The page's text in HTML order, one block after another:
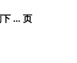
... 页